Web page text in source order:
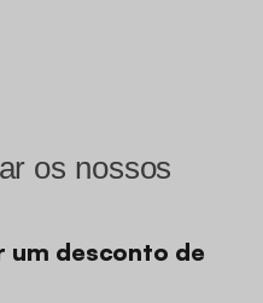
os nossos
um desconto de